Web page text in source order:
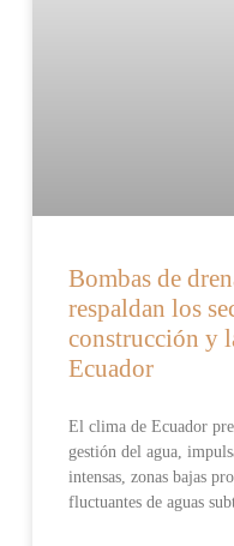
Bombas de
respaldan los
construcción y
Ecuador
El clima de Ecuador
gestión del agua,
intensas, zonas bajas
fluctuantes de aguas